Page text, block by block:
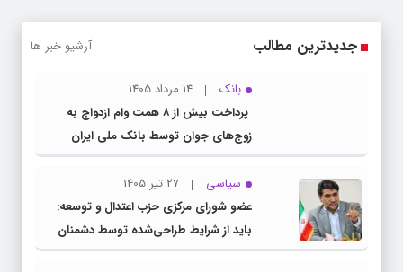
جدیدترین مطالب آرشیو خبر ها
بانک
14 مرداد 1405
پرداخت بیش از ۸ همت وام ازدواج به
زوج‌های جوان توسط بانک ملی ایران
سیاسی
27 تیر 1405
عضو شورای مرکزی حزب اعتدال و توسعه:
باید از شرایط طراحی‌شده توسط دشمنان
عبور کنیم